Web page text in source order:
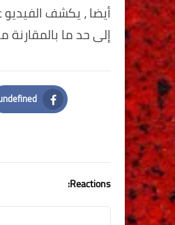
أيضا ، يكشف
إلى حد ما بالمقارنة
Facebook
Reactions: